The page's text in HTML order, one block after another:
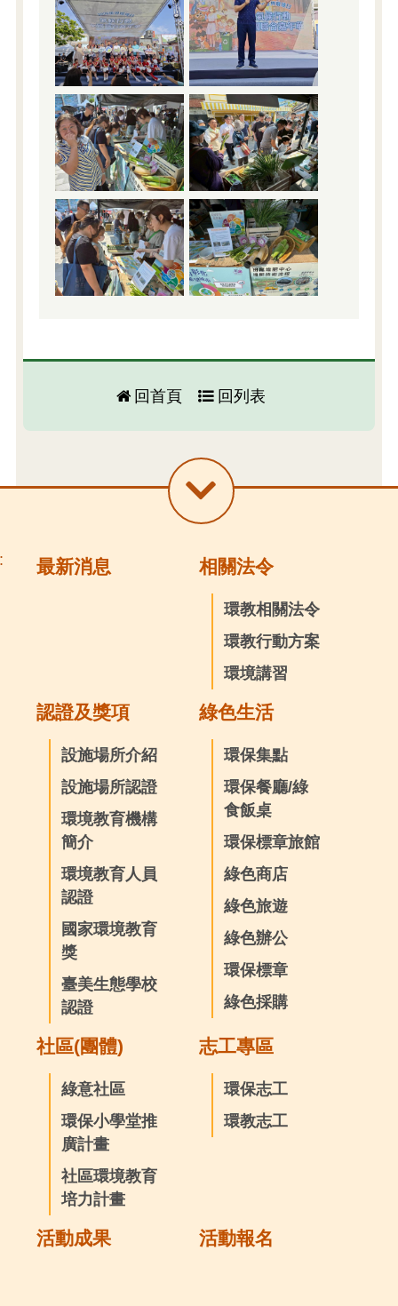
回首頁 回列表
最新消息 相關法令
環教相關法令
環教行動方案
環境講習
認證及獎項
設施場所介紹
設施場所認證
環境教育機構
簡介
環境教育人員
認證
國家環境教育
獎
臺美生態學校
認證
綠色生活
環保集點
環保餐廳/綠
食飯桌
環保標章旅館
綠色商店
綠色旅遊
綠色辦公
環保標章
綠色採購
社區(團體)
綠意社區
環保小學堂推
廣計畫
社區環境教育
培力計畫
志工專區
環保志工
環教志工
活動成果 活動報名